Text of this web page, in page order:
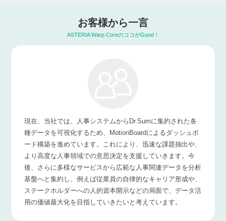
お客様から一言
ASTERIA Warp CoreのココがGood！
現在、当社では、人事システムからDr.Sumに集約された各
種データを可視化するため、MotionBoardによるダッシュボ
ード構築を進めています。これにより、迅速な課題抽出や、
より高度な人事領域での意思決定を支援していきます。今
後、さらに多様なサービスから広範な人事関連データを分析
基盤へと集約し、例えば従業員の自律的なキャリア形成や、
ステークホルダーへの人的資本開示などの局面で、データ活
用の価値最大化を目指していきたいと考えています。